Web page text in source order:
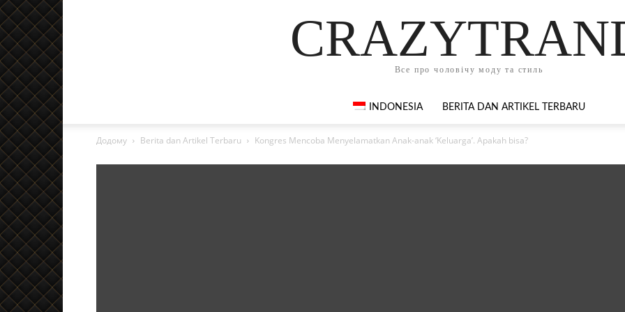
Все про чоловічу моду та стиль
INDONESIA BERITA DAN ARTIKEL TERBARU
Додому Berita dan Artikel Terbaru Kongres Mencoba Menyelamatkan Anak-anak ‘Keluarga’. Apakah bisa?